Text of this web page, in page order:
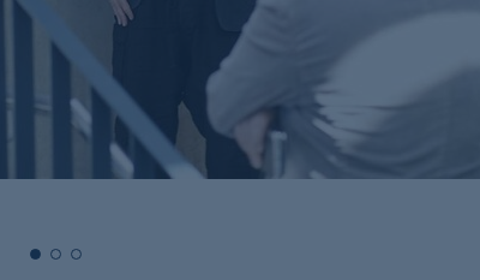
seinen schönen Formen, wie Spiegelungen,